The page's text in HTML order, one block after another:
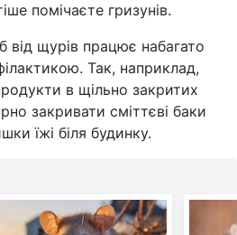
помічаєте гризунів.
від щурів працює набагато
Так, наприклад,
в щільно закритих
закривати сміттєві баки
їжі біля будинку.